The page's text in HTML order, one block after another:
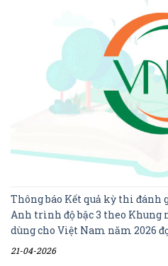
Thông báo Kết quả kỳ thi đánh
Anh trình độ bậc 3 theo Khung
dùng cho Việt Nam năm 2026
21-04-2026